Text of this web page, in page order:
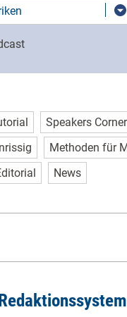
Speakers Corner
Methoden für
News